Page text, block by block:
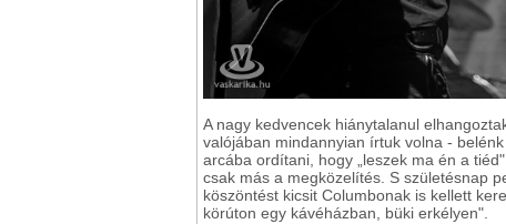
A nagy kedvencek hiánytalanul
valójában mindannyian írtuk volna -
arcába ordítani, hogy „leszek ma én a
csak más a megközelítés. S születésnap
köszöntést kicsit Columbonak is kellett
körúton egy kávéházban, büki erkélyen".